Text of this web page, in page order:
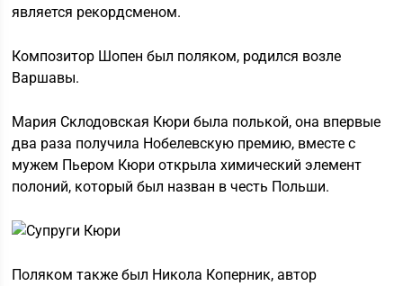
является рекордсменом.
Композитор Шопен был поляком, родился возле
Варшавы.
Мария Склодовская Кюри была полькой, она впервые
два раза получила Нобелевскую премию, вместе с
мужем Пьером Кюри открыла химический элемент
полоний, который был назван в честь Польши.
Поляком также был Никола Коперник, автор